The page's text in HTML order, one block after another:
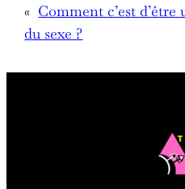
«
Comment c’est
du sexe ?